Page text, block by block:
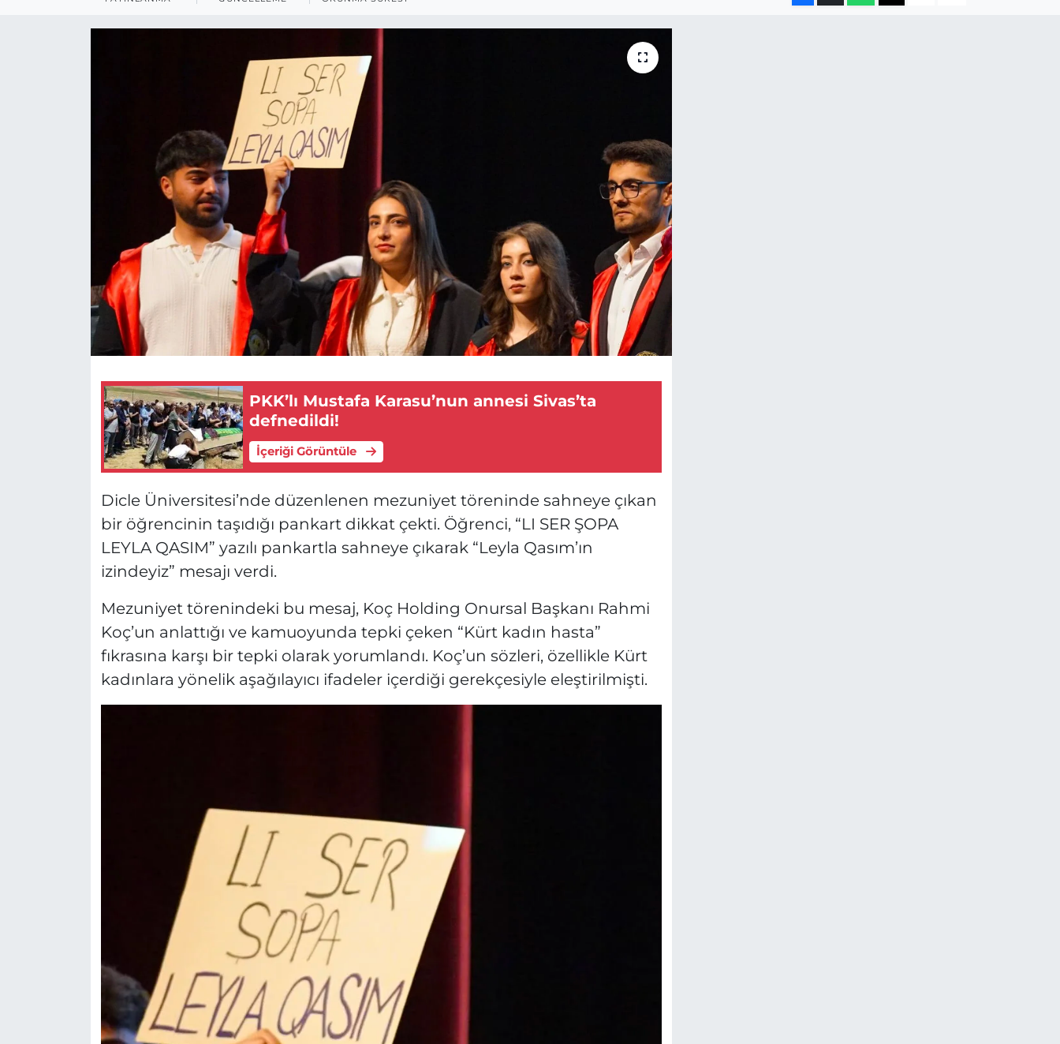
PKK’lı Mustafa Karasu’nun annesi Sivas’ta
defnedildi!
İçeriği Görüntüle
Dicle Üniversitesi’nde düzenlenen mezuniyet töreninde sahneye çıkan
bir öğrencinin taşıdığı pankart dikkat çekti. Öğrenci, “LI SER ŞOPA
LEYLA QASIM” yazılı pankartla sahneye çıkarak “Leyla Qasım’ın
izindeyiz” mesajı verdi.
Mezuniyet törenindeki bu mesaj, Koç Holding Onursal Başkanı Rahmi
Koç’un anlattığı ve kamuoyunda tepki çeken “Kürt kadın hasta”
fıkrasına karşı bir tepki olarak yorumlandı. Koç’un sözleri, özellikle Kürt
kadınlara yönelik aşağılayıcı ifadeler içerdiği gerekçesiyle eleştirilmişti.